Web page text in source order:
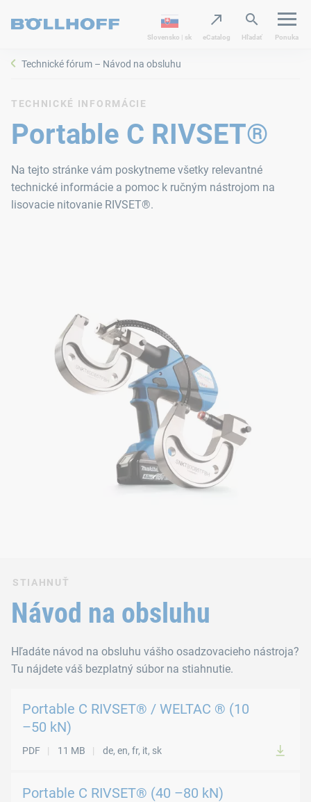
Slovensko | sk eCatalog Hľadať Ponuka
Technické fórum – Návod na obsluhu
TECHNICKÉ INFORMÁCIE
Portable C RIVSET®
Na tejto stránke vám poskytneme všetky relevantné
technické informácie a pomoc k ručným nástrojom na
lisovacie nitovanie RIVSET®.
STIAHNUŤ
Návod na obsluhu
Hľadáte návod na obsluhu vášho osadzovacieho nástroja?
Tu nájdete váš bezplatný súbor na stiahnutie.
Portable C RIVSET® / WELTAC ® (10
–50 kN)
PDF 11 MB de, en, fr, it, sk
Portable C RIVSET® (40 –80 kN)